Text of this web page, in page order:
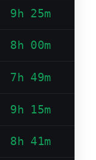
9h 25m
8h 00m
7h 49m
9h 15m
8h 41m